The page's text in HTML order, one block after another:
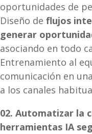
oportunidades de
Diseño de flujos
generar
asociando en todo
Entrenamiento al
comunicación en
a los canales
02. Automatizar la
herramientas IA